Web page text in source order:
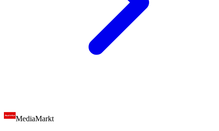
MediaMarkt